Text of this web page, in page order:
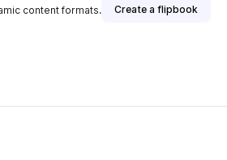
content formats. Create a flipbook